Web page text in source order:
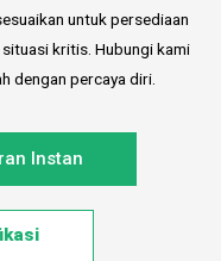
untuk persediaan
kritis. Hubungi kami
dengan percaya diri.
Instan